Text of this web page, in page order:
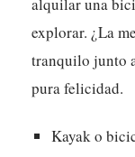
explorar. ¿La
tranquilo junto
pura felicidad.
Kayak o